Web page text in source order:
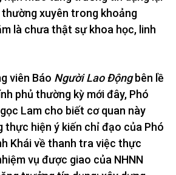
xuyên trong khoảng
là chưa thật sự khoa học, linh
viên Báo Người Lao Độngbên lề
phủ thường kỳ mới đây, Phó
Lam cho biết cơ quan này
thực hiện ý kiến chỉ đạo của Phó
Khái về thanh tra việc thực
vụ được giao của NHNN